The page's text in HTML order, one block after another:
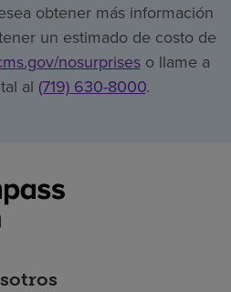
obtener más información
un estimado de costo de
nosurpriseso llame a
al (719) 630-8000.